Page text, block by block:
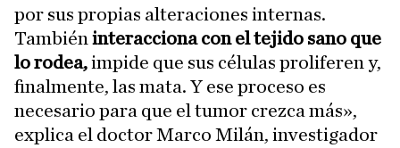
por sus propias alteraciones internas.
También interacciona con el tejido sano que
lo rodea,impide que sus células proliferen y,
finalmente, las mata. Y ese proceso es
necesario para que el tumor crezca más»,
explica el doctor Marco Milán, investigador